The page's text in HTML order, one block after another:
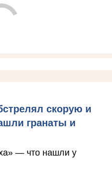
скорую и
гранаты и
— что нашли у